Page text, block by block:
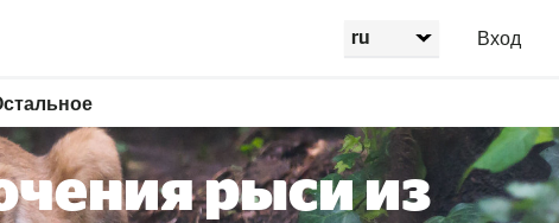
Вход
рыси из